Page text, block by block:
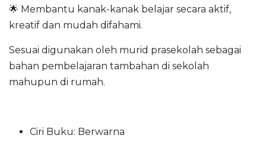
🌟 Membantu kanak-kanak belajar secara aktif,
kreatif dan mudah difahami.
Sesuai digunakan oleh murid prasekolah sebagai
bahan pembelajaran tambahan di sekolah
mahupun di rumah.
Ciri Buku: Berwarna